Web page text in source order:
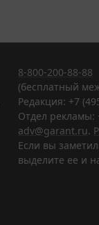
8-800-200-88-88
(бесплатный
Редакция: +7
Отдел рекламы:
adv@garant.ru.
Если вы
выделите ее и